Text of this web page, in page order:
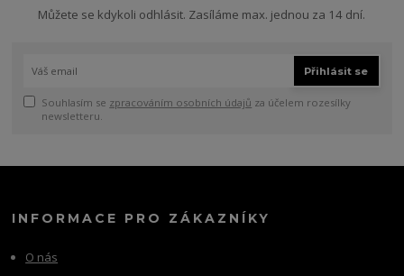
Můžete se kdykoli odhlásit. Zasíláme max. jednou za 14 dní.
Přihlásit se
Souhlasím se zpracováním osobních údajů za účelem rozesílky
newsletteru.
INFORMACE PRO ZÁKAZNÍKY
O nás